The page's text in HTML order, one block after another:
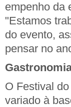
empenho da
"Estamos
do evento,
pensar no
O Festival
variado à